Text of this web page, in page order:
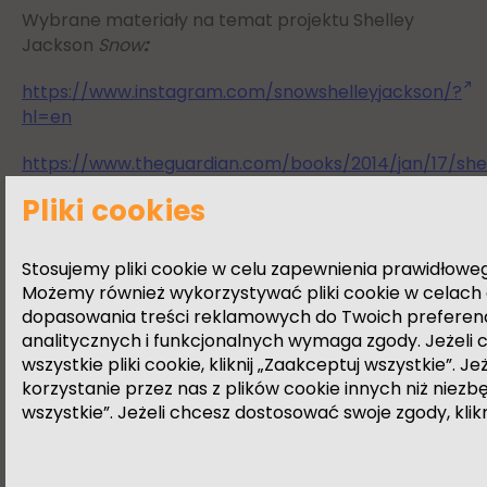
Wybrane materiały na temat projektu Shelley
Jackson Snow:
https://www.instagram.com/snowshelleyjackson/?
hl=en
https://www.theguardian.com/books/2014/jan/17/
Agency”. Shelley Jackson’s Snow: Performing
Literary Text with Elements[w:]Digital Media and
Textuality, red. Daniela Maduro-Cortes, Transcript
Verlag, Bielefeld 2017
https://www.degruyter.com/document/doi/10.1515/
Pliki cookies
Stosujemy pliki cookie w celu zapewnienia
Możemy również wykorzystywać pliki cookie w
dopasowania treści reklamowych do Twoich
analitycznych i funkcjonalnych wymaga zgody. Jeżeli
wszystkie pliki cookie, kliknij „Zaakceptuj wszystkie”.
korzystanie przez nas z plików cookie innych niż
wszystkie”. Jeżeli chcesz dostosować swoje zgody,